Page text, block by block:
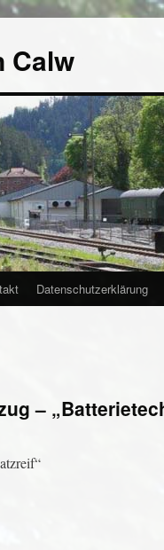
Calw
Datenschutzerklärung
–